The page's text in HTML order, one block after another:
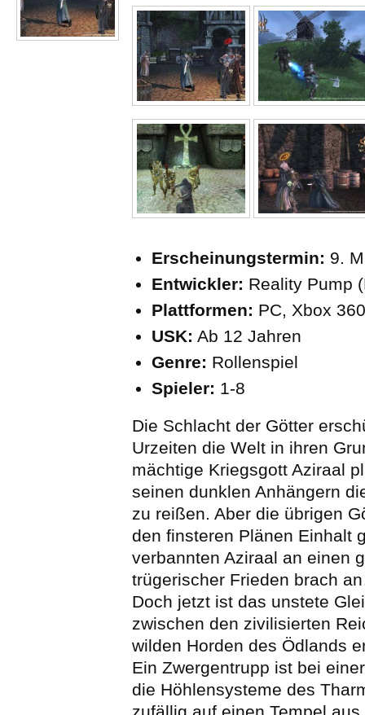
Erscheinungstermin: 9.
Entwickler: Reality Pump
Plattformen: PC, Xbox 360
USK: Ab 12 Jahren
Genre: Rollenspiel
Spieler: 1-8
Die Schlacht der Götter
Urzeiten die Welt in ihren
mächtige Kriegsgott Aziraal
seinen dunklen Anhängern
zu reißen. Aber die übrigen
den finsteren Plänen Einhalt
verbannten Aziraal an einen
trügerischer Frieden brach
Doch jetzt ist das unstete
zwischen den zivilisierten
wilden Horden des Ödlands
Ein Zwergentrupp ist bei
die Höhlensysteme des